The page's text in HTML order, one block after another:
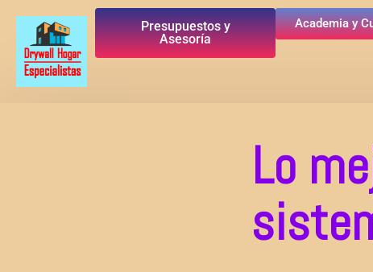
Presupuestos y
Asesoría
Academia y
Lo